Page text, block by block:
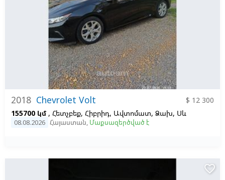
2018 Chevrolet Volt
$ 12 300
155700 կմ , Հետչբեք, Հիբրիդ, Ավտոմատ, Ձախ, Սև
08.08.2026 Հայաստան, Մաքսազերծված է
favorite_border